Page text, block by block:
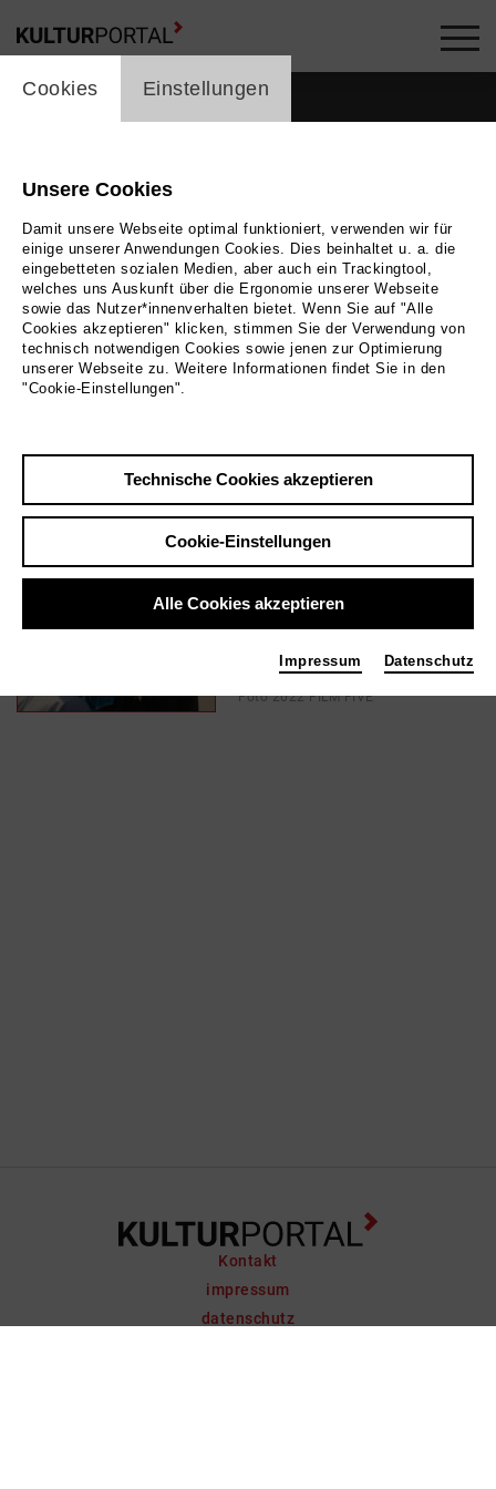
Zurück|Übersicht
In Filmen / Medien wie ...
The Homes We Carry |
2022
Foto 2022 FILM FIVE
Kontakt
impressum
datenschutz
cookie_layer
Cookies Einstellungen
Unsere Cookies
Damit unsere Webseite optimal funktioniert, verwenden wir für
einige unserer Anwendungen Cookies. Dies beinhaltet u. a. die
eingebetteten sozialen Medien, aber auch ein Trackingtool,
welches uns Auskunft über die Ergonomie unserer Webseite
sowie das Nutzer*innenverhalten bietet. Wenn Sie auf "Alle
Cookies akzeptieren" klicken, stimmen Sie der Verwendung von
technisch notwendigen Cookies sowie jenen zur Optimierung
unserer Webseite zu. Weitere Informationen findet Sie in den
"Cookie-Einstellungen".
Technische Cookies akzeptieren
Cookie-Einstellungen
Alle Cookies akzeptieren
Impressum Datenschutz